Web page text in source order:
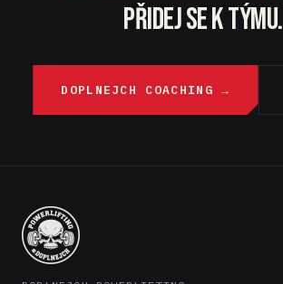
PŘIDEJ SE K TÝMU.
DOPLNEJCH COACHING →